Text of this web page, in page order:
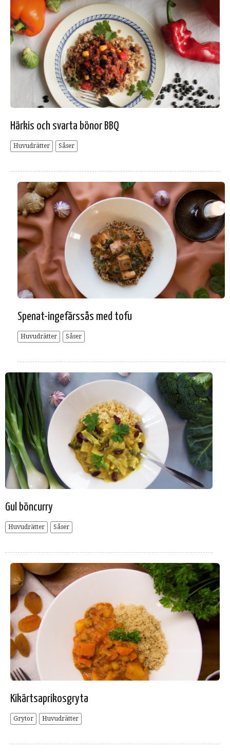
Härkis och svarta bönor BBQ
Huvudrätter Såser
Spenat-ingefärssås med tofu
Huvudrätter Såser
Gul böncurry
Huvudrätter Såser
Kikärtsaprikosgryta
Grytor Huvudrätter